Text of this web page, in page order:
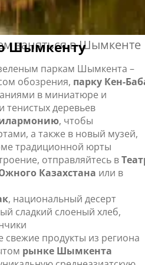
Шымкенту
рейсы между Дубаем и
будут опубликованы
заняться в Шымкенте
паркам Шымкента –
обозрения, парку Кен-
в миниатюре и
тенистых деревьев
, чтобы
а также в новый музей,
традиционной юрты
отправляйтесь в
Казахстана или в
, национальный десерт
сладкий слоеный хлеб,
продукты из региона
рынке Шымкента